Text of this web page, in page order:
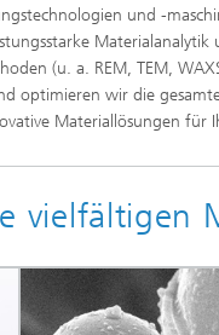
und -
(u. a. REM, TEM,
optimieren wir die
Materiallösungen für
vielfältigen